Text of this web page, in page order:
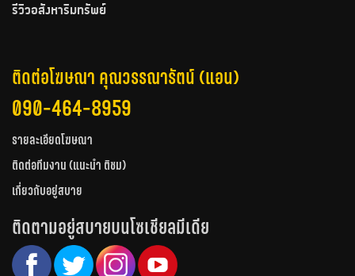
รีวิวอสังหาริมทรัพย์
ติดต่อโฆษณา คุณวรรณารัตน์ (แอน)
090-464-8959
รายละเอียดโฆษณา
ติดต่อทีมงาน (แนะนำ ติชม)
เกี่ยวกับอยู่สบาย
ติดตามอยู่สบายบนโซเชียลมีเดีย